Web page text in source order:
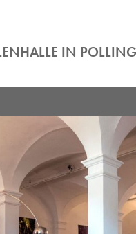
IN POLLING